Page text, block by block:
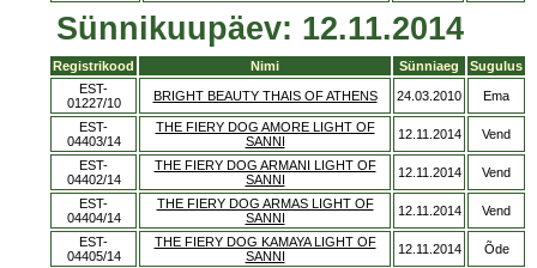
Sünnikuupäev: 12.11.2014
Registrikood Nimi Sünniaeg
Sugulus
EST-
01227/10
BRIGHT BEAUTY THAIS OF ATHENS 24.03.2010 Ema
EST-
04403/14
THE FIERY DOG AMORE LIGHT OF
SANNI
12.11.2014 Vend
EST-
04402/14
THE FIERY DOG ARMANI LIGHT OF
SANNI
12.11.2014 Vend
EST-
04404/14
THE FIERY DOG ARMAS LIGHT OF
SANNI
12.11.2014 Vend
EST-
04405/14
THE FIERY DOG KAMAYA LIGHT OF
SANNI
12.11.2014 Õde